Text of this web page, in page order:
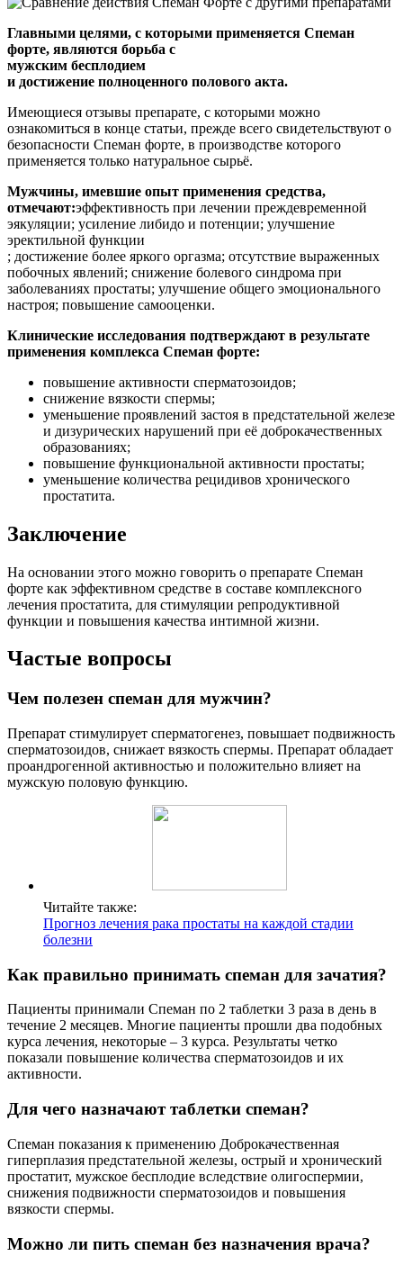
Главными целями, с которыми применяется Спеман
форте, являются борьба с
мужским бесплодием
и достижение полноценного полового акта.
Имеющиеся отзывы препарате, с которыми можно
ознакомиться в конце статьи, прежде всего свидетельствуют о
безопасности Спеман форте, в производстве которого
применяется только натуральное сырьё.
Мужчины, имевшие опыт применения средства,
отмечают:эффективность при лечении преждевременной
эякуляции; усиление либидо и потенции; улучшение
эректильной функции
; достижение более яркого оргазма; отсутствие выраженных
побочных явлений; снижение болевого синдрома при
заболеваниях простаты; улучшение общего эмоционального
настроя; повышение самооценки.
Клинические исследования подтверждают в результате
применения комплекса Спеман форте:
повышение активности сперматозоидов;
снижение вязкости спермы;
уменьшение проявлений застоя в предстательной железе
и дизурических нарушений при её доброкачественных
образованиях;
повышение функциональной активности простаты;
уменьшение количества рецидивов хронического
простатита.
Заключение
На основании этого можно говорить о препарате Спеман
форте как эффективном средстве в составе комплексного
лечения простатита, для стимуляции репродуктивной
функции и повышения качества интимной жизни.
Частые вопросы
Чем полезен спеман для мужчин?
Препарат стимулирует сперматогенез, повышает подвижность
сперматозоидов, снижает вязкость спермы. Препарат обладает
проандрогенной активностью и положительно влияет на
мужскую половую функцию.
Читайте также:
Прогноз лечения рака простаты на каждой стадии
болезни
Как правильно принимать спеман для зачатия?
Пациенты принимали Спеман по 2 таблетки 3 раза в день в
течение 2 месяцев. Многие пациенты прошли два подобных
курса лечения, некоторые – 3 курса. Результаты четко
показали повышение количества сперматозоидов и их
активности.
Для чего назначают таблетки спеман?
Спеман показания к применению Доброкачественная
гиперплазия предстательной железы, острый и хронический
простатит, мужское бесплодие вследствие олигоспермии,
снижения подвижности сперматозоидов и повышения
вязкости спермы.
Можно ли пить спеман без назначения врача?